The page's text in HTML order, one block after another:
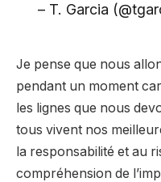
– T. Garcia
Je pense que nous
pendant un moment
les lignes que nous
tous vivent nos
la responsabilité et au
compréhension de